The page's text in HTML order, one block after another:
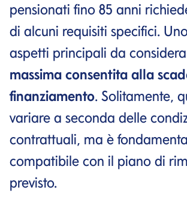
pensionati fino 85 anni
di alcuni requisiti specifici.
aspetti principali da
massima consentita alla
finanziamento. Solitamente,
variare a seconda delle
contrattuali, ma è
compatibile con il piano di
previsto.